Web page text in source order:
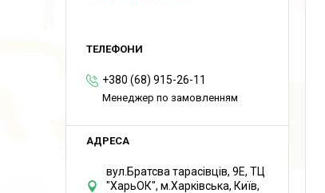
+380 (68) 915-26-11
Менеджер по замовленням
вул.Братсва тарасівців, 9Е, ТЦ
"ХарьОК", м.Харківська, Київ,